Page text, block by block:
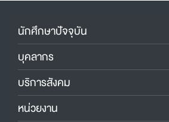
นักศึกษาปัจจุบัน
บุคลากร
บริการสังคม
หน่วยงาน